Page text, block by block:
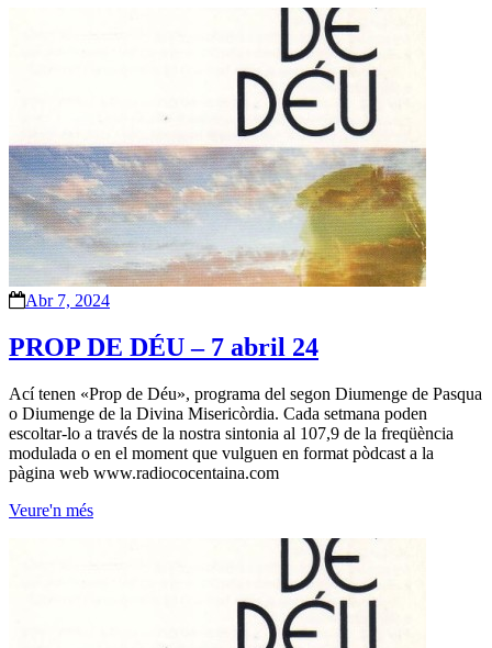
Abr 7, 2024
PROP DE DÉU – 7 abril 24
Ací tenen «Prop de Déu», programa del segon Diumenge de Pasqua
o Diumenge de la Divina Misericòrdia. Cada setmana poden
escoltar-lo a través de la nostra sintonia al 107,9 de la freqüència
modulada o en el moment que vulguen en format pòdcast a la
pàgina web www.radiococentaina.com
Veure'n més